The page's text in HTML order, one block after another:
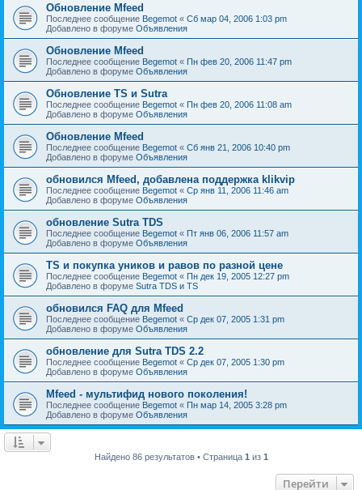
Обновление Mfeed
Последнее сообщение Begemot « Сб мар 04, 2006 1:03 pm
Добавлено в форуме Объявления
Обновление Mfeed
Последнее сообщение Begemot « Пн фев 20, 2006 11:47 pm
Добавлено в форуме Объявления
Обновление TS и Sutra
Последнее сообщение Begemot « Пн фев 20, 2006 11:08 am
Добавлено в форуме Объявления
Обновление Mfeed
Последнее сообщение Begemot « Сб янв 21, 2006 10:40 pm
Добавлено в форуме Объявления
обновился Mfeed, добавлена поддержка klikvip
Последнее сообщение Begemot « Ср янв 11, 2006 11:46 am
Добавлено в форуме Объявления
обновление Sutra TDS
Последнее сообщение Begemot « Пт янв 06, 2006 11:57 am
Добавлено в форуме Объявления
TS и покупка уников и равов по разной цене
Последнее сообщение Begemot « Пн дек 19, 2005 12:27 pm
Добавлено в форуме Sutra TDS и TS
обновился FAQ для Mfeed
Последнее сообщение Begemot « Ср дек 07, 2005 1:31 pm
Добавлено в форуме Объявления
обновление для Sutra TDS 2.2
Последнее сообщение Begemot « Ср дек 07, 2005 1:30 pm
Добавлено в форуме Объявления
Mfeed - мультифид нового поколения!
Последнее сообщение Begemot « Пн мар 14, 2005 3:28 pm
Добавлено в форуме Объявления
Найдено 86 результатов • Страница 1 из 1
Перейти